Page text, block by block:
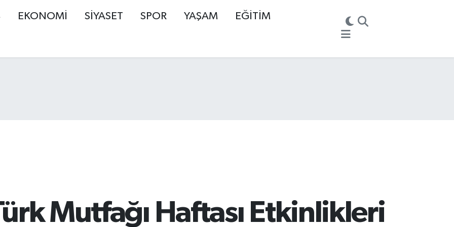
EKONOMİ SİYASET SPOR YAŞAM EĞİTİM
Mutfağı Haftası Etkinlikleri